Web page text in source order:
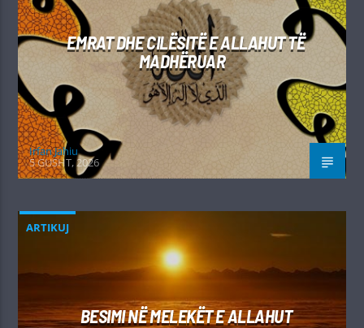
EMRAT DHE CILËSITË E ALLAHUT TË
MADHËRUAR
Irfan Jahiu
5 GUSHT, 2026
ARTIKUJ
BESIMI NË MELEKËT E ALLAHUT